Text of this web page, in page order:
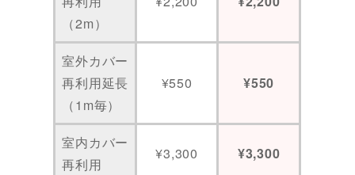
（2m）
室外カバー
再利用延長
（1m毎）
¥550 ¥550
室内カバー
再利用
¥3,300 ¥3,300